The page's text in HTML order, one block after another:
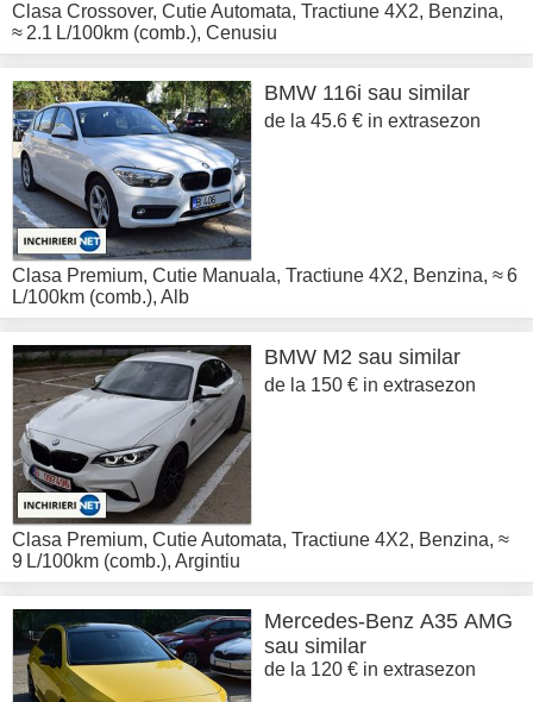
Clasa Crossover, Cutie Automata, Tractiune 4X2, Benzina,
≈ 2.1 L/100km (comb.), Cenusiu
BMW 116i sau similar
de la 45.6 € in extrasezon
Clasa Premium, Cutie Manuala, Tractiune 4X2, Benzina, ≈ 6
L/100km (comb.), Alb
BMW M2 sau similar
de la 150 € in extrasezon
Clasa Premium, Cutie Automata, Tractiune 4X2, Benzina, ≈
9 L/100km (comb.), Argintiu
Mercedes-Benz A35 AMG
sau similar
de la 120 € in extrasezon